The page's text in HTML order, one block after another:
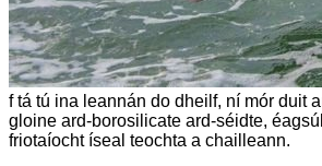
f tá tú ina leannán do dheilf, ní mór duit
gloine ard-borosilicate ard-séidte,
friotaíocht íseal teochta a chailleann.